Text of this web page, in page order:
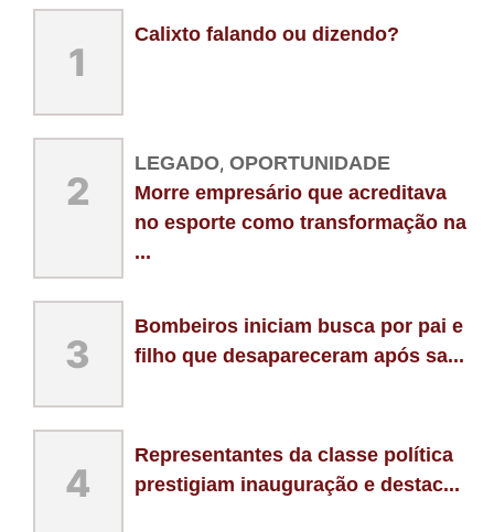
1
Calixto falando ou dizendo?
2
LEGADO, OPORTUNIDADE
Morre empresário que acreditava
no esporte como transformação na
...
3
Bombeiros iniciam busca por pai e
filho que desapareceram após sa...
4
Representantes da classe política
prestigiam inauguração e destac...